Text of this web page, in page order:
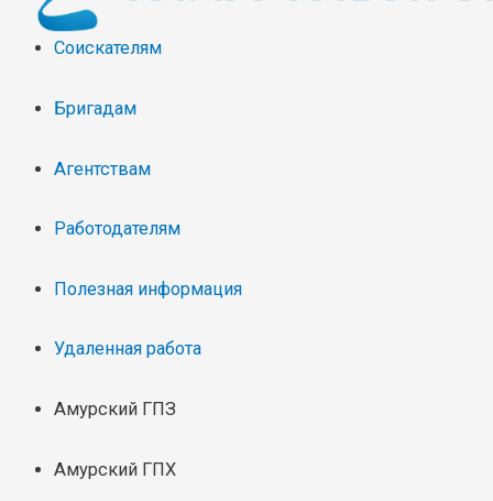
Соискателям
Бригадам
Агентствам
Работодателям
Полезная информация
Удаленная работа
Амурский ГПЗ
Амурский ГПХ